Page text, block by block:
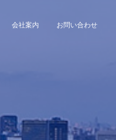
会社案内 お問い合わせ